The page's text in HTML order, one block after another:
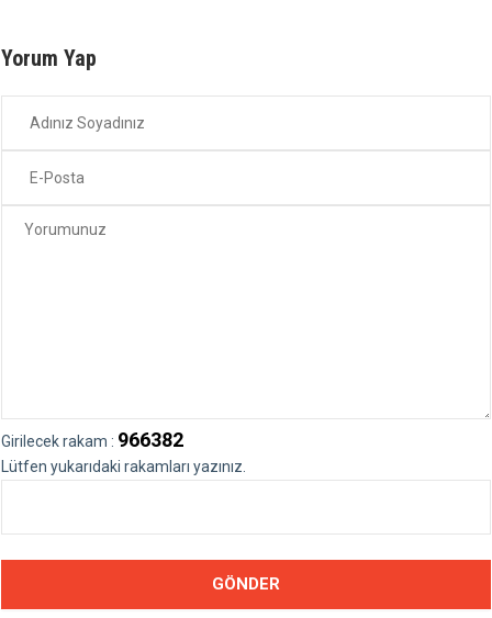
Yorum Yap
Girilecek rakam : 966382
Lütfen yukarıdaki rakamları yazınız.